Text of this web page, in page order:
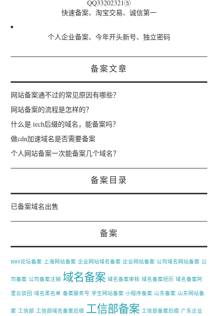
QQ33202321⑤
快速备案、淘宝交易、诚信第一
个人企业备案、今年开头新号、独立密码
备案文章
网站备案通不过的常见原因有哪些？
网站备案的流程是怎样的？
什么是.tech后缀的域名，能备案吗？
做cdn加速域名是否需要备案
个人网站备案一次能备案几个域名？
备案目录
已备案域名出售
备案
BBS论坛备案 上海网站备案 企业网站域名备案 企业网站备案 公司域名网站备案 公
司备案 公司备案注销 域名备案 域名备案审核 域名备案经历 域名备案阿
里云驳回 域名黑名单 备案服务号 学生网站备案 小程序备案 山东备案 山东网站备
案 工信部 工信部域名备案后缀 工信部备案 工信部备案后缀 广东企业